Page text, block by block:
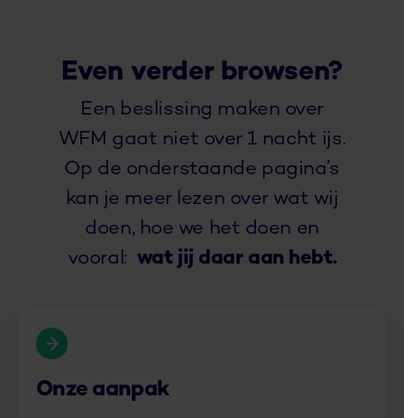
Even verder browsen?
Een beslissing maken over
WFM gaat niet over 1 nacht ijs.
Op de onderstaande pagina’s
kan je meer lezen over wat wij
doen, hoe we het doen en
vooral: wat jij daar aan hebt.
Onze aanpak